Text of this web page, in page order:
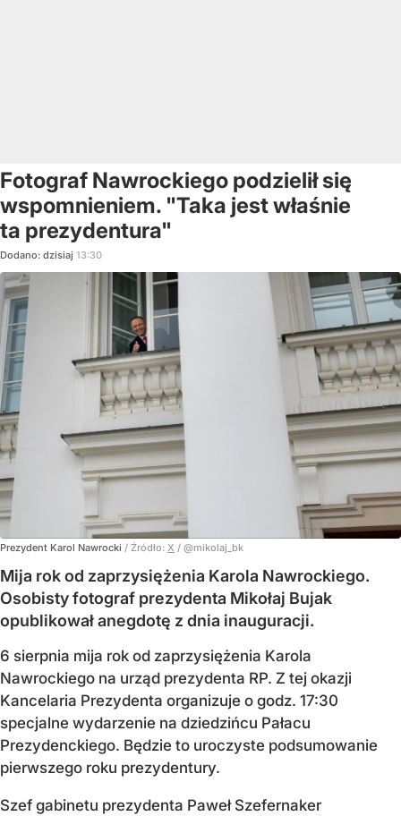
Fotograf Nawrockiego podzielił się
wspomnieniem. "Taka jest właśnie
ta prezydentura"
Dodano: dzisiaj 13:30
Prezydent Karol Nawrocki / Źródło: X / @mikolaj_bk
Mija rok od zaprzysiężenia Karola Nawrockiego.
Osobisty fotograf prezydenta Mikołaj Bujak
opublikował anegdotę z dnia inauguracji.
6 sierpnia mija rok od zaprzysiężenia Karola
Nawrockiego na urząd prezydenta RP. Z tej okazji
Kancelaria Prezydenta organizuje o godz. 17:30
specjalne wydarzenie na dziedzińcu Pałacu
Prezydenckiego. Będzie to uroczyste podsumowanie
pierwszego roku prezydentury.
Szef gabinetu prezydenta Paweł Szefernaker